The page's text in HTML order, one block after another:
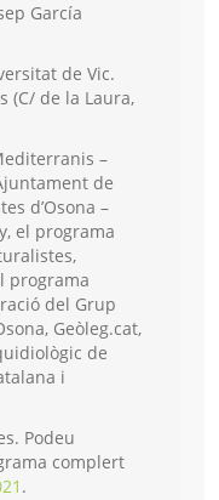
García
de Vic.
(C/ de la Laura,
–
de
d’Osona –
el programa
programa
del Grup
Geòleg.cat,
de
i
Podeu
complert
.